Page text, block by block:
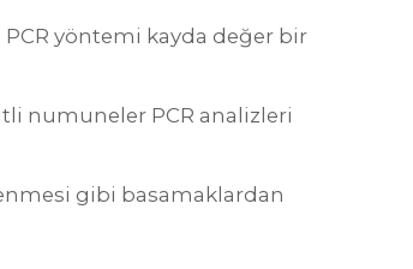
yöntemi kayda değer bir
numuneler PCR analizleri
gibi basamaklardan